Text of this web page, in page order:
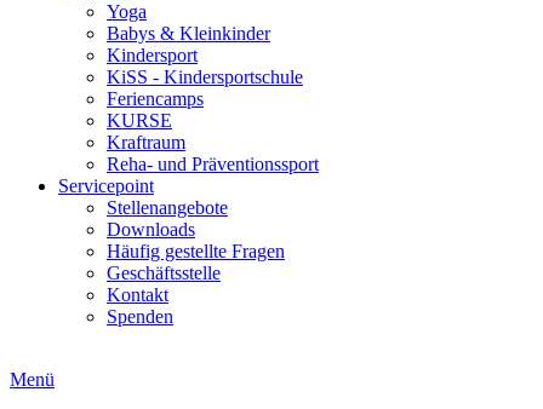
Yoga
Babys & Kleinkinder
Kindersport
KiSS - Kindersportschule
Feriencamps
KURSE
Kraftraum
Reha- und Präventionssport
Servicepoint
Stellenangebote
Downloads
Häufig gestellte Fragen
Geschäftsstelle
Kontakt
Spenden
Menü